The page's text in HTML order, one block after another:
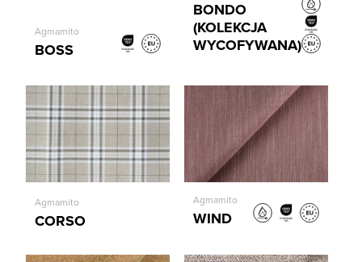
Agmamito
BOSS
BONDO
(KOLEKCJA
WYCOFYWANA)
Agmamito
CORSO
Agmamito
WIND